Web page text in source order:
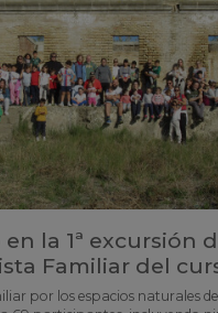
la 1ª excursión
Familiar del
por los espacios naturales